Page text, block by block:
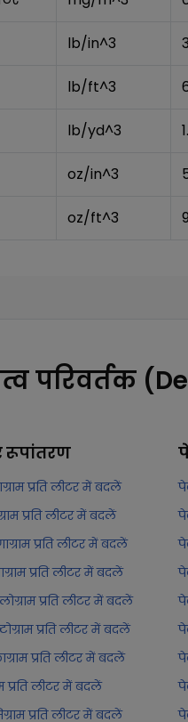
lb/in^3
lb/ft^3
lb/yd^3
oz/in^3
oz/ft^3
परिवर्तक
रूपांतरण
प्रति लीटर में बदलें
प्रति लीटर में बदलें
प्रति लीटर में बदलें
प्रति लीटर में बदलें
प्रति लीटर में बदलें
प्रति लीटर में बदलें
प्रति लीटर में बदलें
प्रति लीटर में बदलें
प्रति लीटर में बदलें